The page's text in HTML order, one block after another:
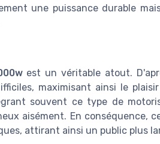
une puissance durable
est un véritable atout.
maximisant ainsi le
souvent ce type de
aisément. En conséquence,
attirant ainsi un public plus